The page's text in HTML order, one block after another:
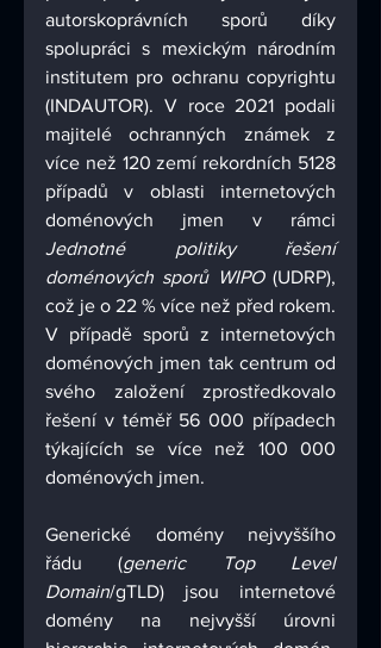
autorskoprávních sporů díky
spolupráci s mexickým národním
institutem pro ochranu copyrightu
(INDAUTOR). V roce 2021 podali
majitelé ochranných známek z
více než 120 zemí rekordních 5128
případů v oblasti internetových
Jednotné politiky řešení
doménových sporů WIPO (UDRP),
což je o 22 % více než před rokem.
V případě sporů z internetových
doménových jmen tak centrum od
svého založení zprostředkovalo
řešení v téměř 56 000 případech
týkajících se více než 100 000
doménových jmen.
Generické domény nejvyššího
řádu (generic Top Level
Domain/gTLD) jsou internetové
domény na nejvyšší úrovni